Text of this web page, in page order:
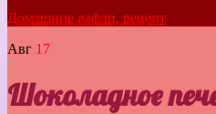
Домашние вафли, рецепт
Авг 17
Шоколадное